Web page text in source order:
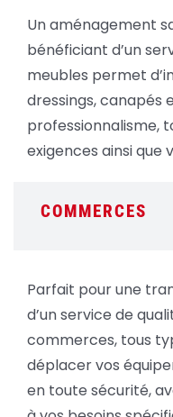
Un aménagement
bénéficiant d’un
meubles permet
dressings, canapés
professionnalisme,
exigences ainsi que
COMMERCES
Parfait pour une
d’un service de
commerces, tous
déplacer vos
en toute sécurité,